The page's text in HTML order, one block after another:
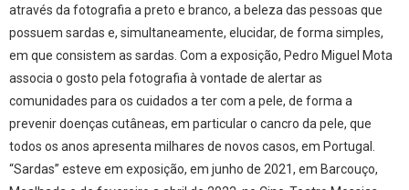
através da fotografia a preto e branco, a beleza das pessoas que
possuem sardas e, simultaneamente, elucidar, de forma simples,
em que consistem as sardas. Com a exposição, Pedro Miguel Mota
associa o gosto pela fotografia à vontade de alertar as
comunidades para os cuidados a ter com a pele, de forma a
prevenir doenças cutâneas, em particular o cancro da pele, que
todos os anos apresenta milhares de novos casos, em Portugal.
“Sardas” esteve em exposição, em junho de 2021, em Barcouço,